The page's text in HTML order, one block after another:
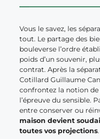
Vous le savez, les
tout. Le partage des
bouleverse l’ordre
poids d’un souvenir,
contrat. Après la
Cotillard Guillaume
confrontez la notion
l’épreuve du sensible.
entre conserver ou
maison devient
toutes vos projections.